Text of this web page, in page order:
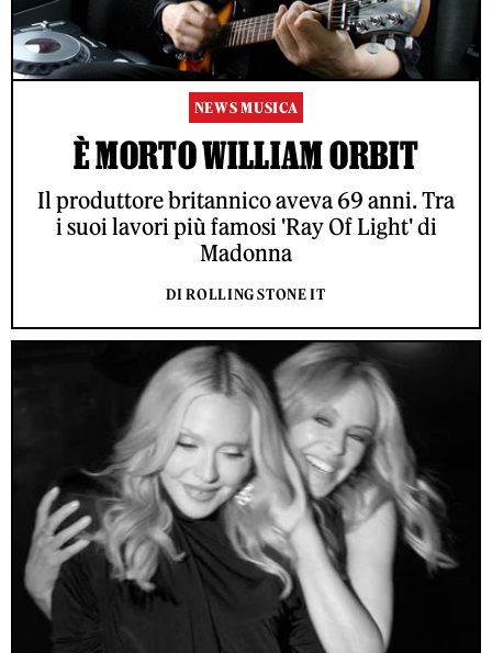
NEWS MUSICA
È MORTO WILLIAM ORBIT
Il produttore britannico aveva 69 anni. Tra
i suoi lavori più famosi 'Ray Of Light' di
Madonna
DI ROLLING STONE IT